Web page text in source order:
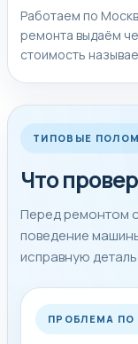
Работаем по
ремонта выдаём
стоимость
ТИПОВЫЕ
Что
Перед ремонтом
поведение
исправную
ПРОБЛЕМА ПО